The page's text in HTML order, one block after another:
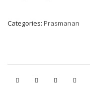
Categories: Prasmanan